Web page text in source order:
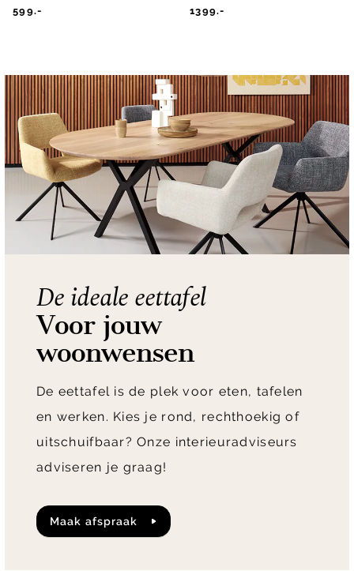
599.- 1399.-
De ideale eettafel
Voor jouw
woonwensen
De eettafel is de plek voor eten, tafelen
en werken. Kies je rond, rechthoekig of
uitschuifbaar? Onze interieuradviseurs
adviseren je graag!
maak afspraak